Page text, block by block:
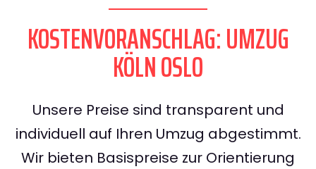
KOSTENVORANSCHLAG: UMZUG
KÖLN OSLO
Unsere Preise sind transparent und
individuell auf Ihren Umzug abgestimmt.
Wir bieten Basispreise zur Orientierung